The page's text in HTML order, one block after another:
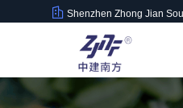
Shenzhen Zhong Jian